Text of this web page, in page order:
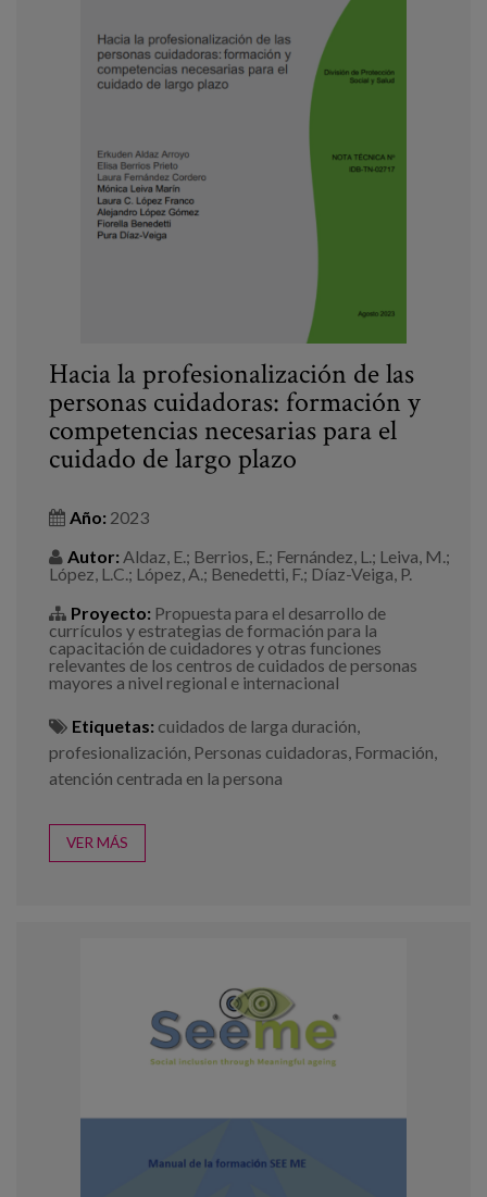
Hacia la profesionalización de las
personas cuidadoras: formación y
competencias necesarias para el
cuidado de largo plazo
Año: 2023
Autor: Aldaz, E.; Berrios, E.; Fernández, L.; Leiva, M.;
López, L.C.; López, A.; Benedetti, F.; Díaz-Veiga, P.
Proyecto: Propuesta para el desarrollo de
currículos y estrategias de formación para la
capacitación de cuidadores y otras funciones
relevantes de los centros de cuidados de personas
mayores a nivel regional e internacional
Etiquetas: cuidados de larga duración,
profesionalización, Personas cuidadoras, Formación,
atención centrada en la persona
VER MÁS